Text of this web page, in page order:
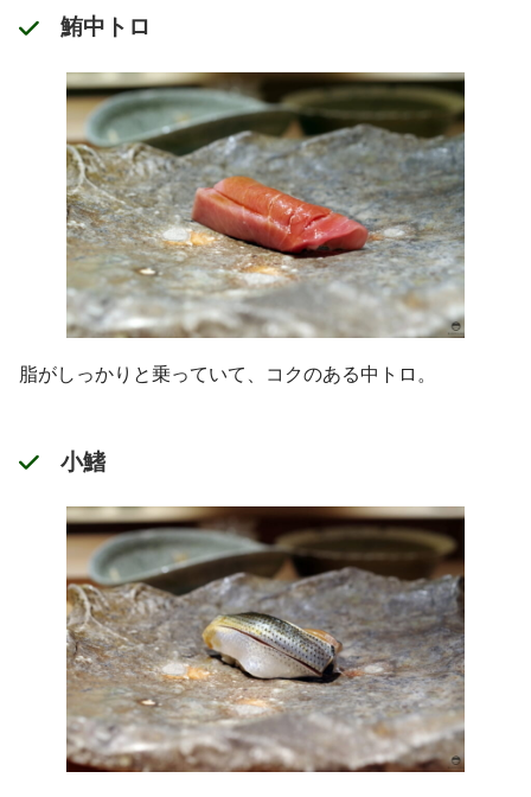
鮪中トロ
脂がしっかりと乗っていて、コクのある中トロ。
小鰭